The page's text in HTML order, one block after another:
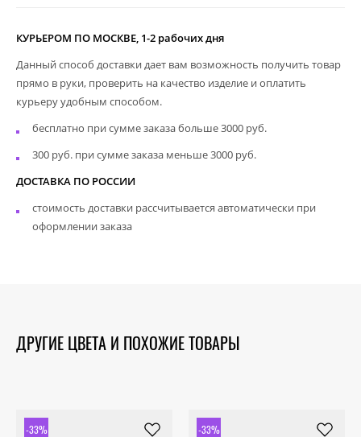
КУРЬЕРОМ ПО МОСКВЕ, 1-2 рабочих дня
Данный способ доставки дает вам возможность получить товар
прямо в руки, проверить на качество изделие и оплатить
курьеру удобным способом.
бесплатно при сумме заказа больше 3000 руб.
300 руб. при сумме заказа меньше 3000 руб.
ДОСТАВКА ПО РОССИИ
стоимость доставки рассчитывается автоматически при
оформлении заказа
ДРУГИЕ ЦВЕТА И ПОХОЖИЕ ТОВАРЫ
-33% -33%